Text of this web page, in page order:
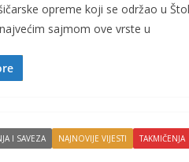
itt
er
ai p
k
opreme koji se održao u
sajmom ove vrste u
I SAVEZA NAJNOVIJE VIJESTI TAKMIČENJA